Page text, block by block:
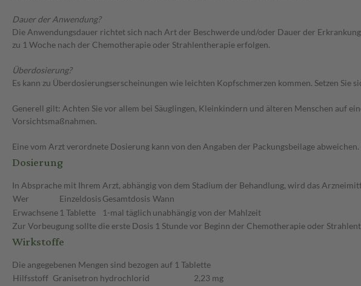
Dauer der Anwendung?
Die Anwendungsdauer richtet sich nach Art der Beschwerde und/oder Dauer der
zu 1 Woche nach der Chemotherapie oder Strahlentherapie erfolgen.
Überdosierung?
Es kann zu Überdosierungserscheinungen wie leichten Kopfschmerzen kommen. Setzen
Generell gilt: Achten Sie vor allem bei Säuglingen, Kleinkindern und älteren Menschen auf
Vorsichtsmaßnahmen.
Eine vom Arzt verordnete Dosierung kann von den Angaben der Packungsbeilage
Dosierung
In Absprache mit Ihrem Arzt, abhängig von dem Stadium der Behandlung, wird das
Wer
Einzeldosis Gesamtdosis Wann
Erwachsene 1 Tablette 1-mal täglich unabhängig von der Mahlzeit
Zur Vorbeugung sollte die erste Dosis 1 Stunde vor Beginn der Chemotherapie oder
Wirkstoffe
Die angegebenen Mengen sind bezogen auf 1 Tablette
Hilfsstoff Granisetron hydrochlorid
2,23 mg